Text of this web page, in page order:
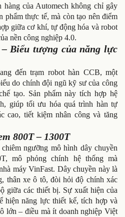
hàng của Automech không chỉ gây
phẩm thực tế, mà còn tạo nên điểm
giữa cơ khí, tự động hóa và robot
nền công nghiệp 4.0.
Biểu tượng của năng lực
đến trạm robot hàn CCB, một
do chính đội ngũ kỹ sư của công
tạo. Sản phẩm này tích hợp hệ
giúp tối ưu hóa quá trình hàn tự
cao, tiết kiệm nhân công và tăng
800T – 1300T
ngưỡng mô hình dây chuyền
mô phỏng chính hệ thống mà
máy VinFast. Dây chuyền này là
thân xe ô tô, đòi hỏi độ chính xác
giữa các thiết bị. Sự xuất hiện của
hiện năng lực thiết kế, tích hợp và
lớn – điều mà ít doanh nghiệp Việt